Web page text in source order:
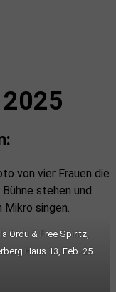
Ordu & Free Spiritz,
Haus 13, Feb. 25